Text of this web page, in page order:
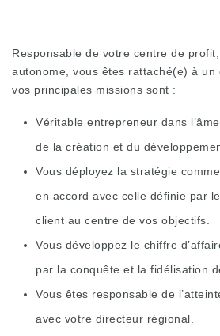
Responsable de votre centre de
autonome, vous êtes rattaché(e) à
vos principales missions sont :
Véritable entrepreneur dans
de la création et du
Vous déployez la stratégie
en accord avec celle définie par
client au centre de vos objectifs.
Vous développez le chiffre
par la conquête et la fidélisation
Vous êtes responsable de
avec votre directeur régional.